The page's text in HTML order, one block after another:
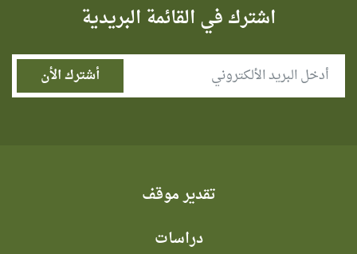
اشترك في القائمة البريدية
تقدير موقف
دراسات